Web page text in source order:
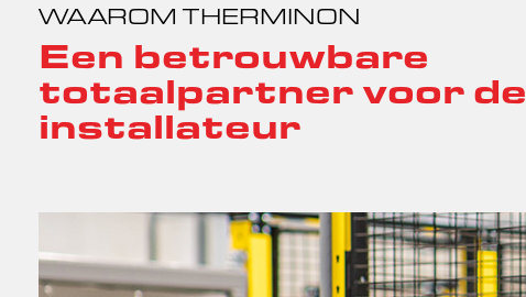
WAAROM THERMINON
Een betrouwbare
totaalpartner voor de
installateur